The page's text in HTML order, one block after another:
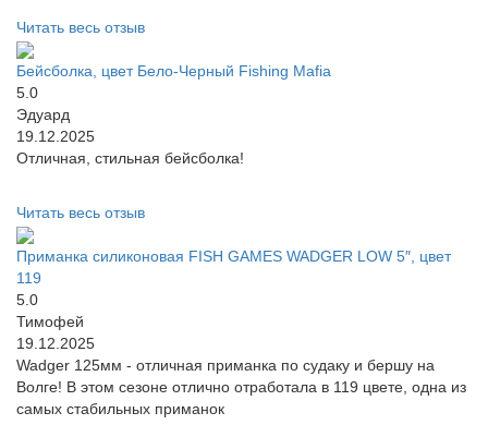
Читать весь отзыв
Бейсболка, цвет Бело-Черный Fishing Mafia
5.0
Эдуард
19.12.2025
Отличная, стильная бейсболка!
Читать весь отзыв
Приманка силиконовая FISH GAMES WADGER LOW 5″, цвет
119
5.0
Тимофей
19.12.2025
Wadger 125мм - отличная приманка по судаку и бершу на
Волге! В этом сезоне отлично отработала в 119 цвете, одна из
самых стабильных приманок